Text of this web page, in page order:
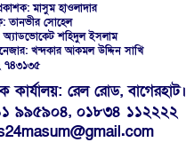
মাসুম হাওলাদার
তানভীর সোহেল
শহিদুল ইসলাম
খন্দকার আকমল উদ্দিন সাখি
৭৪৩১৩৫
কার্যালয়: রেল রোড, বাগেরহাট।
৯৯৫৯০৪, ০১৮৩৪ ১১২২২২